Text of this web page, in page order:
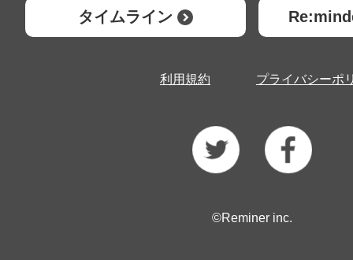
タイムライン
利用規約 プライバシーポ
©Reminer inc.